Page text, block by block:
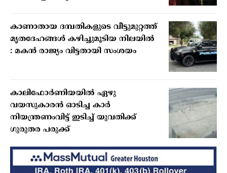
കാണാതായ ദമ്പതികളുടെ വീട്ടുമുറ്റത്ത്
മൃതദേഹങ്ങള്‍ കഴിച്ചുമൂടിയ നിലയില്‍
: മകന്‍ രാജ്യം വിട്ടതായി സംശയം
കാലിഫോര്‍ണിയയില്‍ ഏഴു
വയസുകാരന്‍ ഓടിച്ച കാര്‍
നിയന്ത്രണംവിട്ട് ഇടിച്ച് യുവതിക്ക്
ഗുരുതര പരുക്ക്